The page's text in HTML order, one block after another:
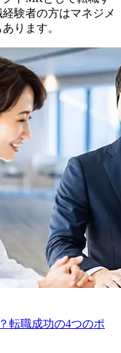
験者の方はマネジメ
ります。
転職成功の4つのポ